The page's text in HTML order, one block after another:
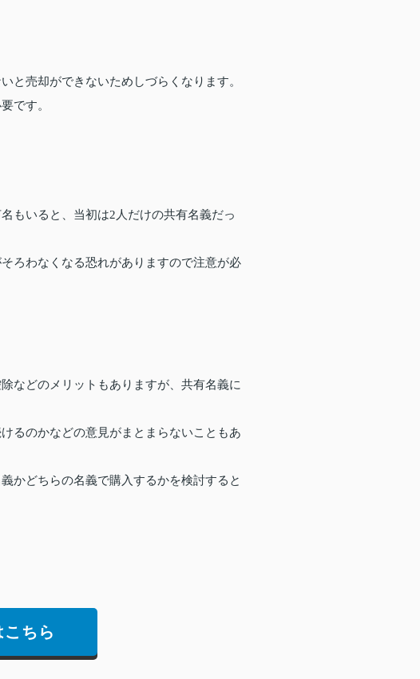
と売却ができないためしづらくなります。
です。
もいると、当初は2人だけの共有名義だっ
ろわなくなる恐れがありますので注意が必
などのメリットもありますが、共有名義に
るのかなどの意見がまとまらないこともあ
かどちらの名義で購入するかを検討すると
ちら